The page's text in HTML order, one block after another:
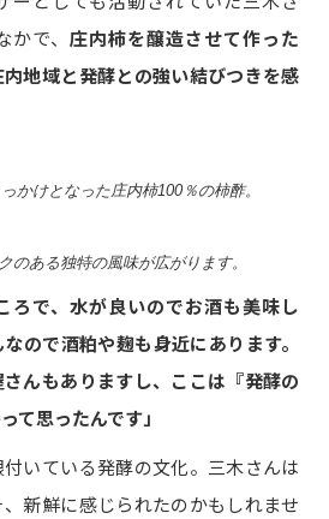
かで、庄内柿を醸造させて作った
内地域と発酵との強い結びつきを感
かけとなった庄内柿100％の柿酢。
のある独特の風味が広がります。
ろで、水が良いのでお酒も美味し
ので酒粕や麹も身近にあります。
んもありますし、ここは『発酵の
て思ったんです」
いている発酵の文化。三木さんは
新鮮に感じられたのかもしれませ